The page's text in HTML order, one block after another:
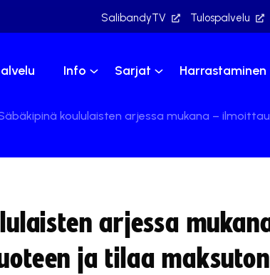
SalibandyTV Tulospalvelu
Info Sarjat Harrastaminen
koululaisten arjessa mukana –
arjessa
ja tilaa maksuton